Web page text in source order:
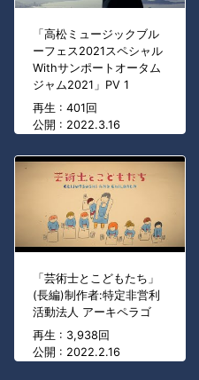
「高松ミュージックブル
ーフェス2021スペシャル
Withサンポートオータム
ジャム2021」PV 1
再生 : 401回
公開 : 2022.3.16
「芸術士とこどもたち」
(長編)制作者:特定非営利
活動法人 アーキペラゴ
再生 : 3,938回
公開 : 2022.2.16